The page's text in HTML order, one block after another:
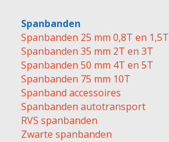
Spanbanden
Spanbanden 25 mm 0,8T en 1,5T
Spanbanden 35 mm 2T en 3T
Spanbanden 50 mm 4T en 5T
Spanbanden 75 mm 10T
Spanband accessoires
Spanbanden autotransport
RVS spanbanden
Zwarte spanbanden